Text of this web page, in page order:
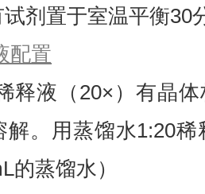
剂置于室温平衡30
配置
释液（20×）有晶
解。用蒸馏水1:20
的蒸馏水）